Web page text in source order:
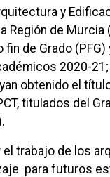
y
de Murcia
de Grado (PFG)
2020-
obtenido el
titulados del
trabajo de los
para futuros